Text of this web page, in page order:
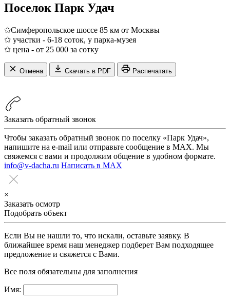
Поселок Парк Удач
✩Симферопольское шоссе 85 км от Москвы
✩ участки - 6-18 соток, у парка-музея
✩ цена - от 25 000 за сотку
Отмена Скачать в PDF Распечатать
Заказать обратный звонок
Чтобы заказать обратный звонок по поселку «Парк Удач»,
напишите на e-mail или отправьте сообщение в MAX. Мы
свяжемся с вами и продолжим общение в удобном формате.
info@v-dacha.ru Написать в MAX
×
Заказать осмотр
Подобрать объект
Если Вы не нашли то, что искали, оставьте заявку. В
ближайшее время наш менеджер подберет Вам подходящее
предложение и свяжется с Вами.
Все поля обязательны для заполнения
Имя: